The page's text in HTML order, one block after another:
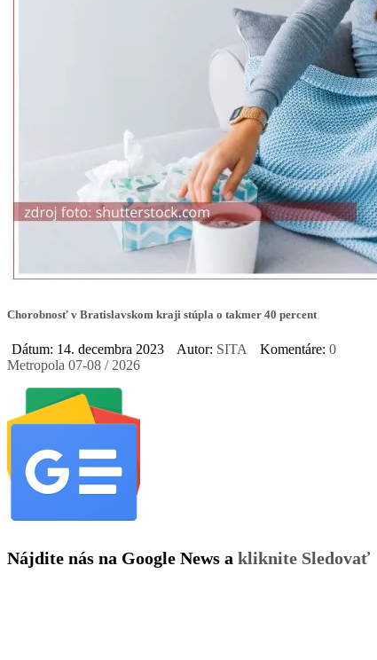
Chorobnosť v Bratislavskom kraji stúpla o takmer 40 percent
Dátum: 14. decembra 2023 Autor: SITA Komentáre: 0
Metropola 07-08 / 2026
Nájdite nás na Google News a kliknite Sledovať